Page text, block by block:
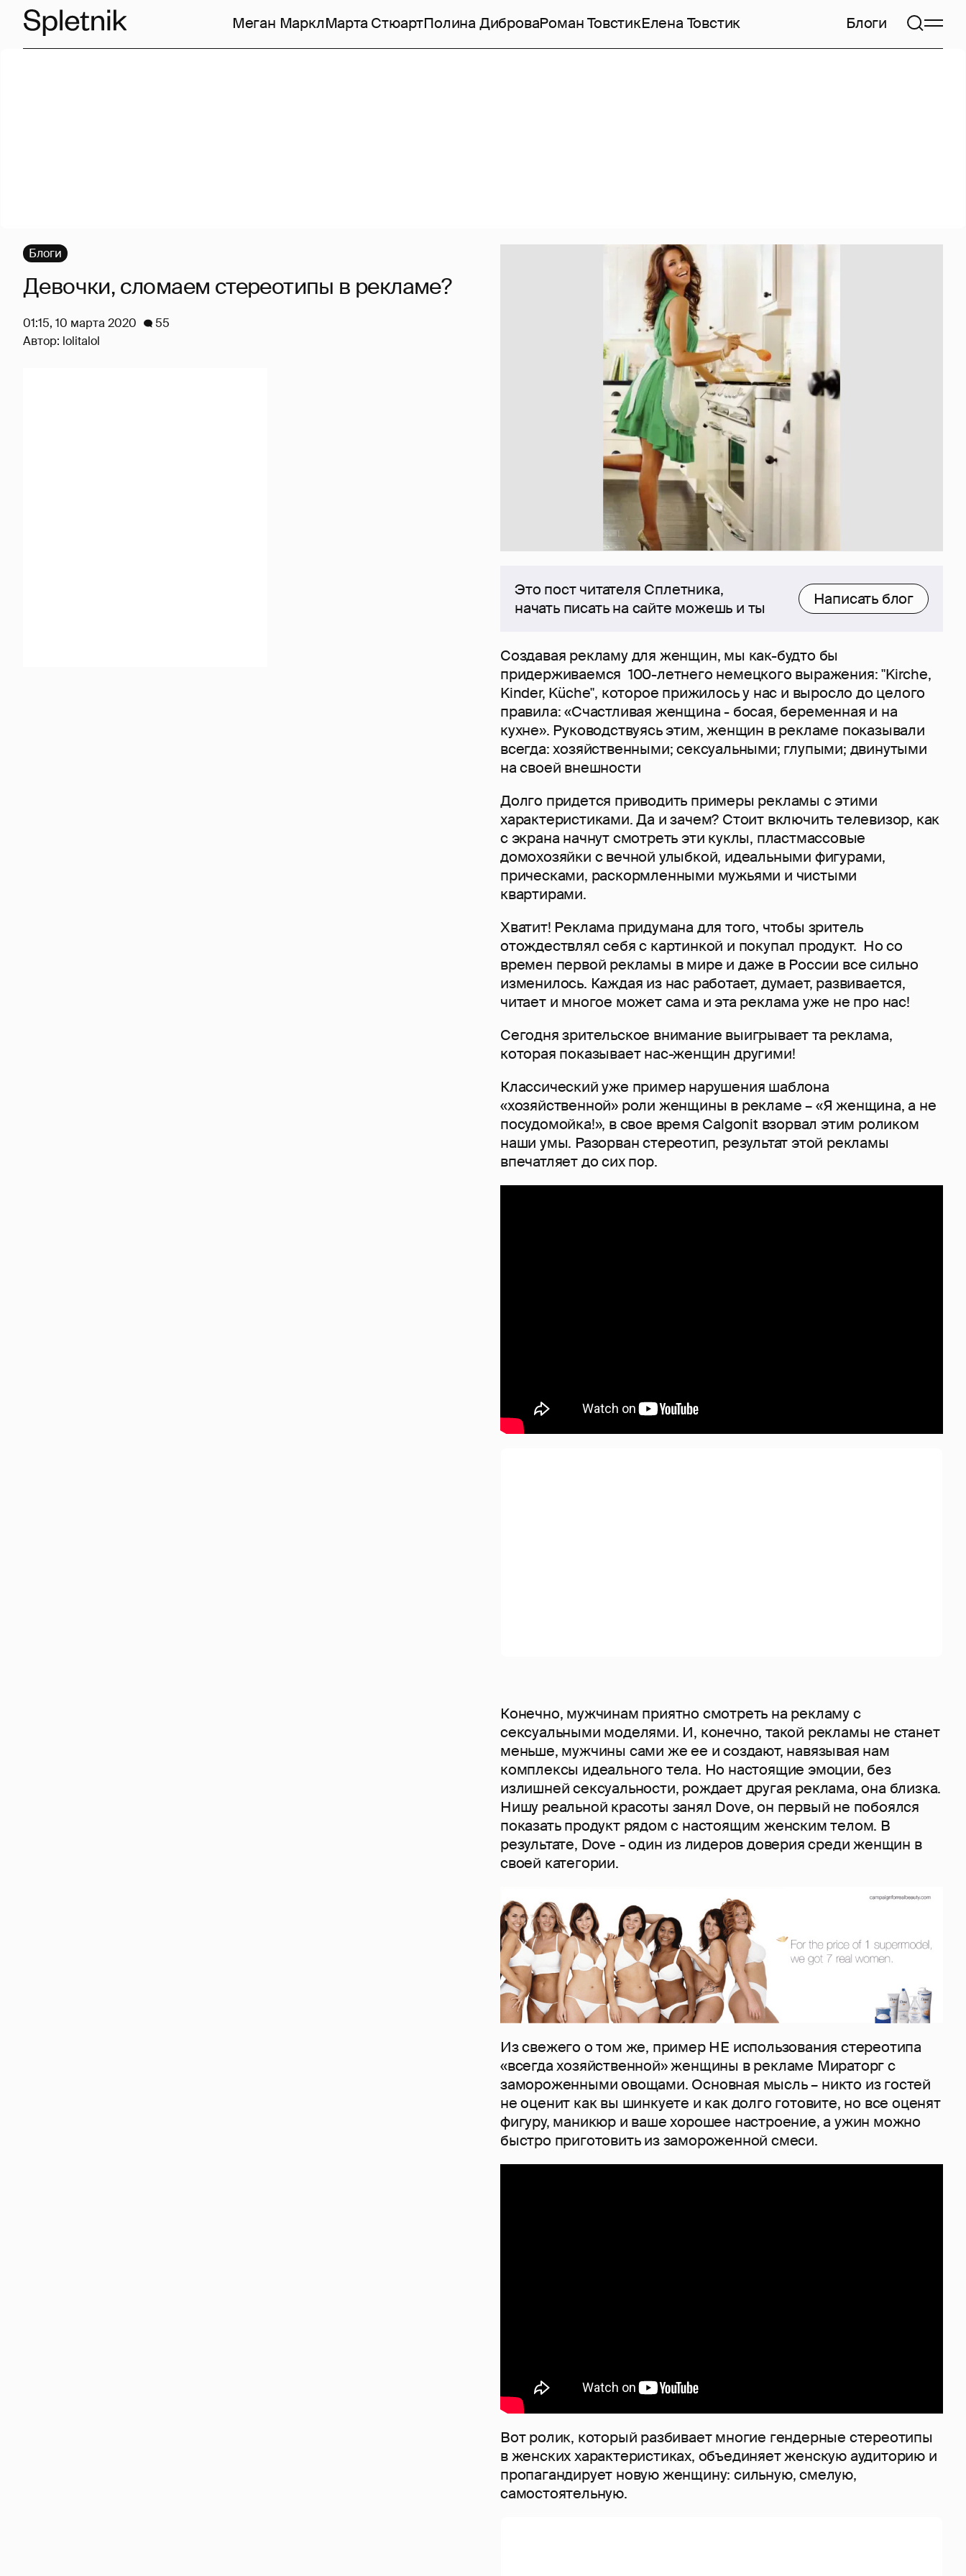
Меган МарклМарта СтюартПолина ДиброваРоман ТовстикЕлена Товстик Блоги
Это пост читателя Сплетника,
начать писать на сайте можешь и ты
Написать блог
Создавая рекламу для женщин, мы как-будто бы
придерживаемся 100-летнего немецкого выражения: "Kirche,
Kinder, Küche", которое прижилось у нас и выросло до целого
правила: «Счастливая женщина - босая, беременная и на
кухне». Руководствуясь этим, женщин в рекламе показывали
всегда: хозяйственными; сексуальными; глупыми; двинутыми
на своей внешности
Долго придется приводить примеры рекламы с этими
характеристиками. Да и зачем? Стоит включить телевизор, как
с экрана начнут смотреть эти куклы, пластмассовые
домохозяйки с вечной улыбкой, идеальными фигурами,
прическами, раскормленными мужьями и чистыми
квартирами.
Хватит! Реклама придумана для того, чтобы зритель
отождествлял себя с картинкой и покупал продукт. Но со
времен первой рекламы в мире и даже в России все сильно
изменилось. Каждая из нас работает, думает, развивается,
читает и многое может сама и эта реклама уже не про нас!
Сегодня зрительское внимание выигрывает та реклама,
которая показывает нас-женщин другими!
Классический уже пример нарушения шаблона
«хозяйственной» роли женщины в рекламе – «Я женщина, а не
посудомойка!», в свое время Calgonit взорвал этим роликом
наши умы. Разорван стереотип, результат этой рекламы
впечатляет до сих пор.
Конечно, мужчинам приятно смотреть на рекламу с
сексуальными моделями. И, конечно, такой рекламы не станет
меньше, мужчины сами же ее и создают, навязывая нам
комплексы идеального тела. Но настоящие эмоции, без
излишней сексуальности, рождает другая реклама, она близка.
Нишу реальной красоты занял Dove, он первый не побоялся
показать продукт рядом с настоящим женским телом. В
результате, Dove - один из лидеров доверия среди женщин в
своей категории.
Из свежего о том же, пример НЕ использования стереотипа
«всегда хозяйственной» женщины в рекламе Мираторг с
замороженными овощами. Основная мысль – никто из гостей
не оценит как вы шинкуете и как долго готовите, но все оценят
фигуру, маникюр и ваше хорошее настроение, а ужин можно
быстро приготовить из замороженной смеси.
Вот ролик, который разбивает многие гендерные стереотипы
в женских характеристиках, объединяет женскую аудиторию и
пропагандирует новую женщину: сильную, смелую,
самостоятельную.
Блоги
Девочки, сломаем стереотипы в рекламе?
01:15, 10 марта 2020
55
Автор: lolitalol